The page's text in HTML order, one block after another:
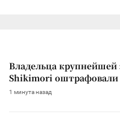
Владельца
Shikimori оштрафовали
1 минута назад